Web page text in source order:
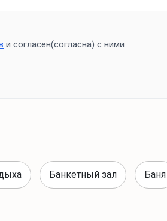
и согласен(согласна) с ними
Банкетный зал Баня